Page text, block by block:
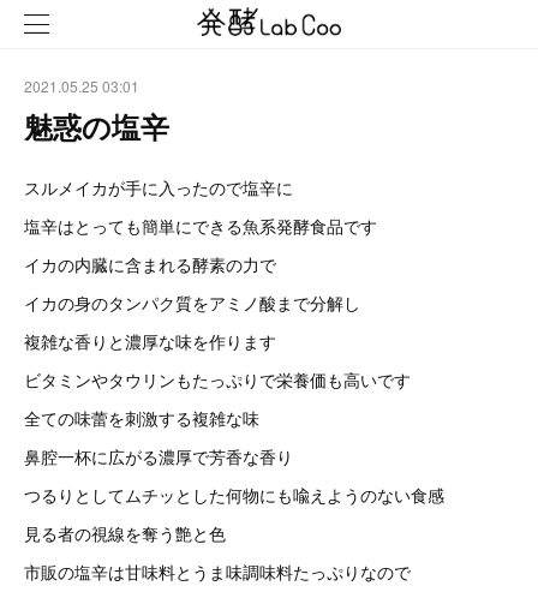
2021.05.25 03:01
魅惑の塩辛
スルメイカが手に入ったので塩辛に
塩辛はとっても簡単にできる魚系発酵食品です
イカの内臓に含まれる酵素の力で
イカの身のタンパク質をアミノ酸まで分解し
複雑な香りと濃厚な味を作ります
ビタミンやタウリンもたっぷりで栄養価も高いです
全ての味蕾を刺激する複雑な味
鼻腔一杯に広がる濃厚で芳香な香り
つるりとしてムチッとした何物にも喩えようのない食感
見る者の視線を奪う艶と色
市販の塩辛は甘味料とうま味調味料たっぷりなので